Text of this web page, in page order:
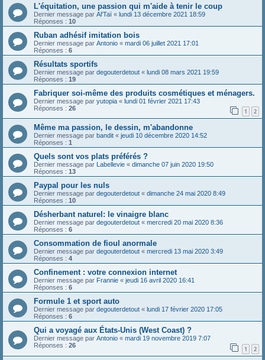
L'équitation, une passion qui m'aide à tenir le coup
Dernier message par Al'Taï « lundi 13 décembre 2021 18:59
Réponses : 10
Ruban adhésif imitation bois
Dernier message par Antonio « mardi 06 juillet 2021 17:01
Réponses : 6
Résultats sportifs
Dernier message par degouterdetout « lundi 08 mars 2021 19:59
Réponses : 19
Fabriquer soi-même des produits cosmétiques et ménagers.
Dernier message par yutopia « lundi 01 février 2021 17:43
Réponses : 26 1 2
Même ma passion, le dessin, m'abandonne
Dernier message par bandit « jeudi 10 décembre 2020 14:52
Réponses : 1
Quels sont vos plats préférés ?
Dernier message par Labellevie « dimanche 07 juin 2020 19:50
Réponses : 13
Paypal pour les nuls
Dernier message par degouterdetout « dimanche 24 mai 2020 8:49
Réponses : 10
Désherbant naturel: le vinaigre blanc
Dernier message par degouterdetout « mercredi 20 mai 2020 8:36
Réponses : 6
Consommation de fioul anormale
Dernier message par degouterdetout « mercredi 13 mai 2020 3:49
Réponses : 4
Confinement : votre connexion internet
Dernier message par Frannie « jeudi 16 avril 2020 16:41
Réponses : 6
Formule 1 et sport auto
Dernier message par degouterdetout « lundi 17 février 2020 17:05
Réponses : 6
Qui a voyagé aux États-Unis (West Coast) ?
Dernier message par Antonio « mardi 19 novembre 2019 7:07
Réponses : 26 1 2